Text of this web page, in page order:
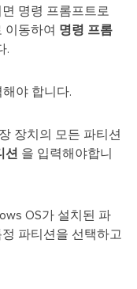
명령 프롬프트로
이동하여 명령 프롬
.
야 합니다.
장치의 모든 파티션
션 을 입력해야합니
OS가 설치된 파
파티션을 선택하고